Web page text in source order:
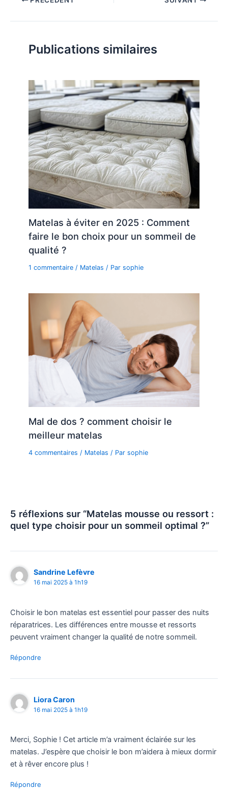
Publications similaires
Matelas à éviter en 2025 : Comment
faire le bon choix pour un sommeil de
qualité ?
1 commentaire / Matelas / Parsophie
Mal de dos ? comment choisir le
meilleur matelas
4 commentaires / Matelas / Parsophie
5 réflexions sur “Matelas mousse ou ressort :
quel type choisir pour un sommeil optimal ?”
Sandrine Lefèvre
16 mai 2025 à 1h19
Choisir le bon matelas est essentiel pour passer des nuits
réparatrices. Les différences entre mousse et ressorts
peuvent vraiment changer la qualité de notre sommeil.
Répondre
Liora Caron
16 mai 2025 à 1h19
Merci, Sophie ! Cet article m’a vraiment éclairée sur les
matelas. J’espère que choisir le bon m’aidera à mieux dormir
et à rêver encore plus !
Répondre